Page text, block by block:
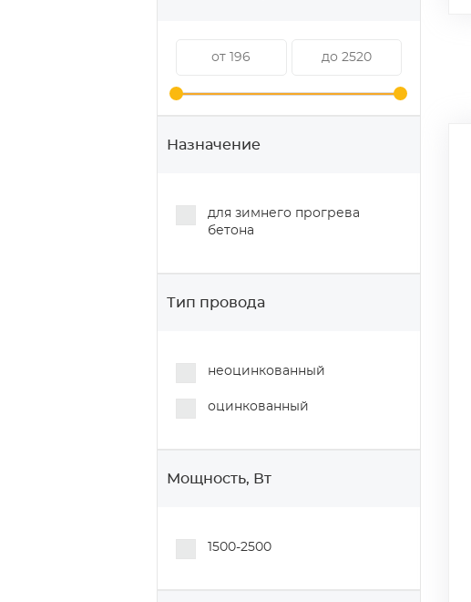
Назначение
для зимнего прогрева
бетона
Тип провода
неоцинкованный
оцинкованный
Мощность, Вт
1500-2500